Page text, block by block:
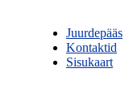
Juurdepääs
Kontaktid
Sisukaart